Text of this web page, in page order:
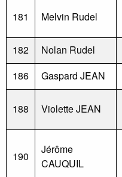
181 Melvin Rudel
182 Nolan Rudel
186
Gaspard JEAN
188 Violette JEAN
190
Jérôme
CAUQUIL